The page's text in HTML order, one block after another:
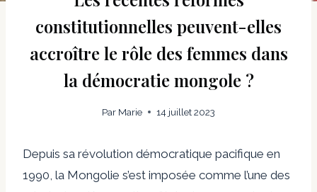
constitutionnelles peuvent-elles
accroître le rôle des femmes dans
la démocratie mongole ?
Par Marie 14 juillet 2023
Depuis sa révolution démocratique pacifique en
1990, la Mongolie s’est imposée comme l’une des